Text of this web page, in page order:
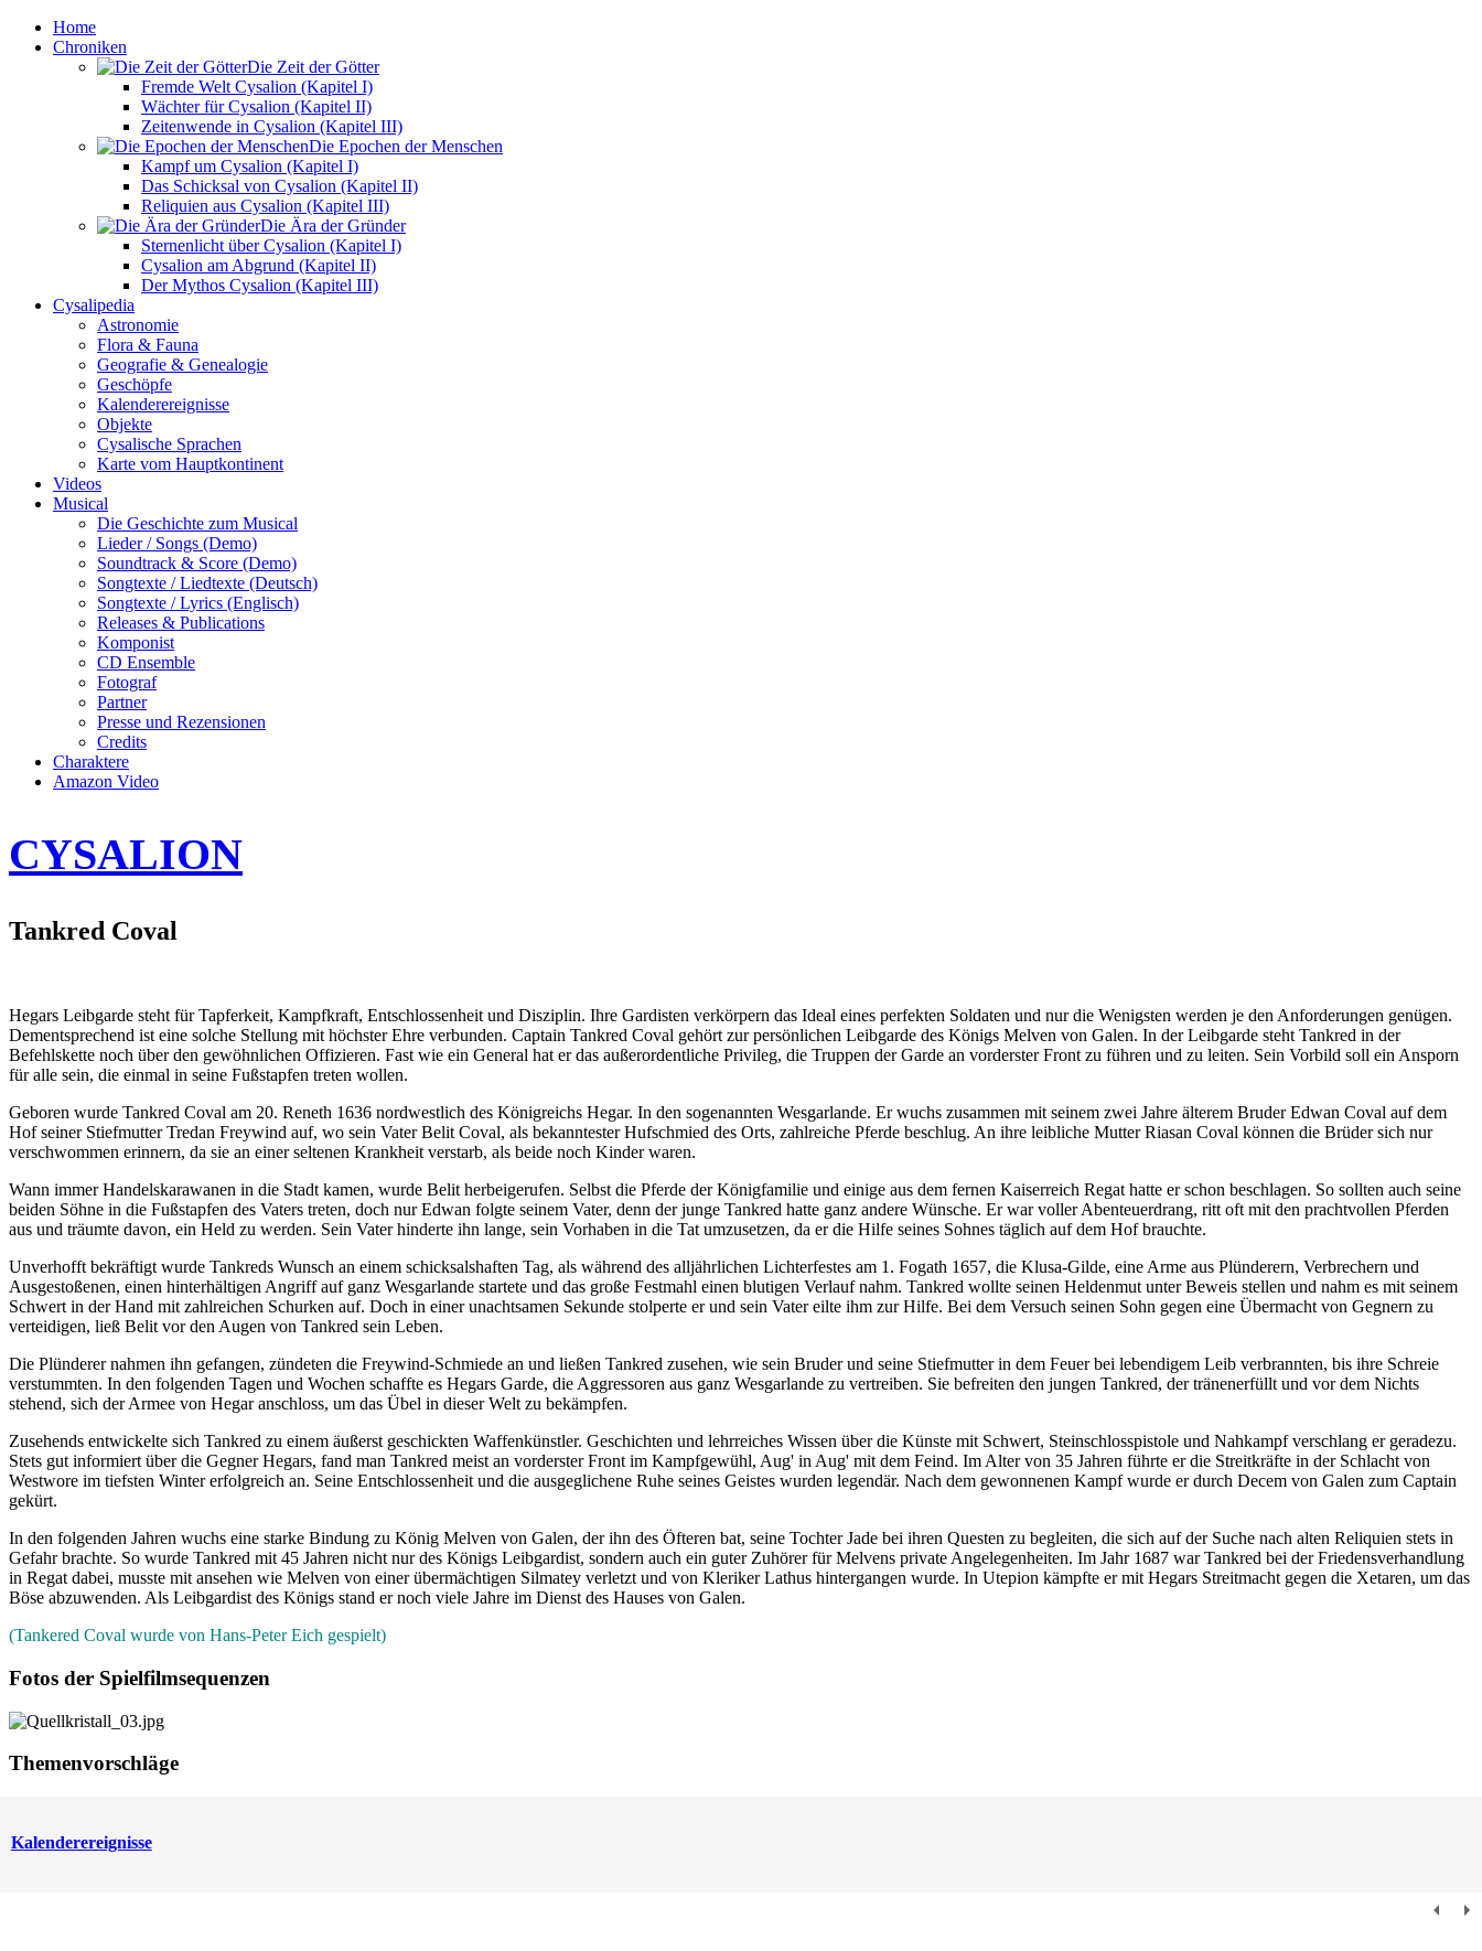
Home
Chroniken
Die Zeit der Götter
Fremde Welt Cysalion (Kapitel I)
Wächter für Cysalion (Kapitel II)
Zeitenwende in Cysalion (Kapitel III)
Die Epochen der Menschen
Kampf um Cysalion (Kapitel I)
Das Schicksal von Cysalion (Kapitel II)
Reliquien aus Cysalion (Kapitel III)
Die Ära der Gründer
Sternenlicht über Cysalion (Kapitel I)
Cysalion am Abgrund (Kapitel II)
Der Mythos Cysalion (Kapitel III)
Cysalipedia
Astronomie
Flora & Fauna
Geografie & Genealogie
Geschöpfe
Kalenderereignisse
Objekte
Cysalische Sprachen
Karte vom Hauptkontinent
Videos
Musical
Die Geschichte zum Musical
Lieder / Songs (Demo)
Soundtrack & Score (Demo)
Songtexte / Liedtexte (Deutsch)
Songtexte / Lyrics (Englisch)
Releases & Publications
Komponist
CD Ensemble
Fotograf
Partner
Presse und Rezensionen
Credits
Charaktere
Amazon Video
CYSALION
Tankred Coval
Hegars Leibgarde steht für Tapferkeit, Kampfkraft, Entschlossenheit und Disziplin. Ihre Gardisten verkörpern das Ideal eines perfekten Soldaten und nur die Wenigsten werden je den Anforderungen genügen.
Dementsprechend ist eine solche Stellung mit höchster Ehre verbunden. Captain Tankred Coval gehört zur persönlichen Leibgarde des Königs Melven von Galen. In der Leibgarde steht Tankred in der
Befehlskette noch über den gewöhnlichen Offizieren. Fast wie ein General hat er das außerordentliche Privileg, die Truppen der Garde an vorderster Front zu führen und zu leiten. Sein Vorbild soll ein Ansporn
für alle sein, die einmal in seine Fußstapfen treten wollen.
Geboren wurde Tankred Coval am 20. Reneth 1636 nordwestlich des Königreichs Hegar. In den sogenannten Wesgarlande. Er wuchs zusammen mit seinem zwei Jahre älterem Bruder Edwan Coval auf dem
Hof seiner Stiefmutter Tredan Freywind auf, wo sein Vater Belit Coval, als bekanntester Hufschmied des Orts, zahlreiche Pferde beschlug. An ihre leibliche Mutter Riasan Coval können die Brüder sich nur
verschwommen erinnern, da sie an einer seltenen Krankheit verstarb, als beide noch Kinder waren.
Wann immer Handelskarawanen in die Stadt kamen, wurde Belit herbeigerufen. Selbst die Pferde der Königfamilie und einige aus dem fernen Kaiserreich Regat hatte er schon beschlagen. So sollten auch seine
beiden Söhne in die Fußstapfen des Vaters treten, doch nur Edwan folgte seinem Vater, denn der junge Tankred hatte ganz andere Wünsche. Er war voller Abenteuerdrang, ritt oft mit den prachtvollen Pferden
aus und träumte davon, ein Held zu werden. Sein Vater hinderte ihn lange, sein Vorhaben in die Tat umzusetzen, da er die Hilfe seines Sohnes täglich auf dem Hof brauchte.
Unverhofft bekräftigt wurde Tankreds Wunsch an einem schicksalshaften Tag, als während des alljährlichen Lichterfestes am 1. Fogath 1657, die Klusa-Gilde, eine Arme aus Plünderern, Verbrechern und
Ausgestoßenen, einen hinterhältigen Angriff auf ganz Wesgarlande startete und das große Festmahl einen blutigen Verlauf nahm. Tankred wollte seinen Heldenmut unter Beweis stellen und nahm es mit seinem
Schwert in der Hand mit zahlreichen Schurken auf. Doch in einer unachtsamen Sekunde stolperte er und sein Vater eilte ihm zur Hilfe. Bei dem Versuch seinen Sohn gegen eine Übermacht von Gegnern zu
verteidigen, ließ Belit vor den Augen von Tankred sein Leben.
Die Plünderer nahmen ihn gefangen, zündeten die Freywind-Schmiede an und ließen Tankred zusehen, wie sein Bruder und seine Stiefmutter in dem Feuer bei lebendigem Leib verbrannten, bis ihre Schreie
verstummten. In den folgenden Tagen und Wochen schaffte es Hegars Garde, die Aggressoren aus ganz Wesgarlande zu vertreiben. Sie befreiten den jungen Tankred, der tränenerfüllt und vor dem Nichts
stehend, sich der Armee von Hegar anschloss, um das Übel in dieser Welt zu bekämpfen.
Zusehends entwickelte sich Tankred zu einem äußerst geschickten Waffenkünstler. Geschichten und lehrreiches Wissen über die Künste mit Schwert, Steinschlosspistole und Nahkampf verschlang er geradezu.
Stets gut informiert über die Gegner Hegars, fand man Tankred meist an vorderster Front im Kampfgewühl, Aug' in Aug' mit dem Feind. Im Alter von 35 Jahren führte er die Streitkräfte in der Schlacht von
Westwore im tiefsten Winter erfolgreich an. Seine Entschlossenheit und die ausgeglichene Ruhe seines Geistes wurden legendär. Nach dem gewonnenen Kampf wurde er durch Decem von Galen zum Captain
gekürt.
In den folgenden Jahren wuchs eine starke Bindung zu König Melven von Galen, der ihn des Öfteren bat, seine Tochter Jade bei ihren Questen zu begleiten, die sich auf der Suche nach alten Reliquien stets in
Gefahr brachte. So wurde Tankred mit 45 Jahren nicht nur des Königs Leibgardist, sondern auch ein guter Zuhörer für Melvens private Angelegenheiten. Im Jahr 1687 war Tankred bei der Friedensverhandlung
in Regat dabei, musste mit ansehen wie Melven von einer übermächtigen Silmatey verletzt und von Kleriker Lathus hintergangen wurde. In Utepion kämpfte er mit Hegars Streitmacht gegen die Xetaren, um das
Böse abzuwenden. Als Leibgardist des Königs stand er noch viele Jahre im Dienst des Hauses von Galen.
(Tankered Coval wurde von Hans-Peter Eich gespielt)
Fotos der Spielfilmsequenzen
Themenvorschläge
Kalenderereignisse